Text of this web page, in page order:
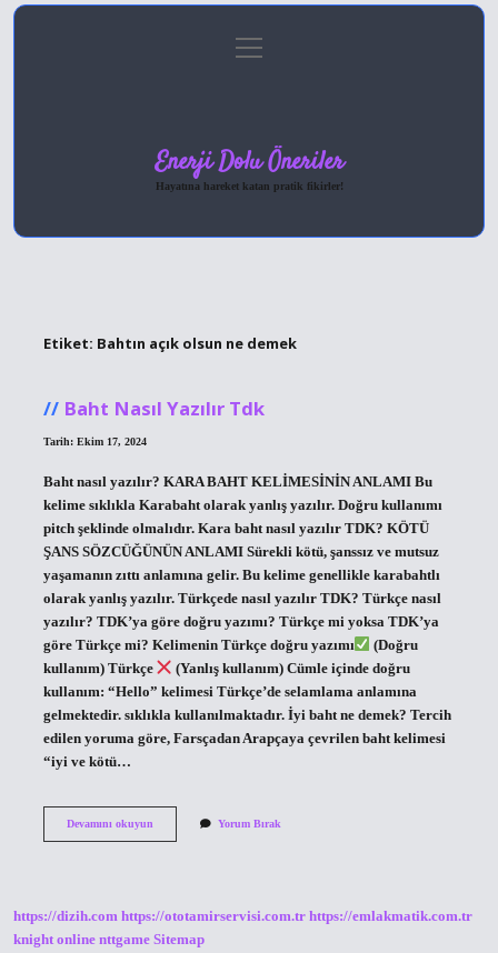
Gizlilik Politikası
menüyü
aç
Enerji Dolu Öneriler
Hayatına hareket katan pratik fikirler!
Etiket: Bahtın açık olsun ne demek
Baht Nasıl Yazılır Tdk
Tarih: Ekim 17, 2024
Baht nasıl yazılır? KARA BAHT KELİMESİNİN ANLAMI Bu
kelime sıklıkla Karabaht olarak yanlış yazılır. Doğru kullanımı
pitch şeklinde olmalıdır. Kara baht nasıl yazılır TDK? KÖTÜ
ŞANS SÖZCÜĞÜNÜN ANLAMI Sürekli kötü, şanssız ve mutsuz
yaşamanın zıttı anlamına gelir. Bu kelime genellikle karabahtlı
olarak yanlış yazılır. Türkçede nasıl yazılır TDK? Türkçe nasıl
yazılır? TDK’ya göre doğru yazımı? Türkçe mi yoksa TDK’ya
göre Türkçe mi? Kelimenin Türkçe doğru yazımı
(Doğru
kullanım) Türkçe
(Yanlış kullanım) Cümle içinde doğru
kullanım: “Hello” kelimesi Türkçe’de selamlama anlamına
gelmektedir. sıklıkla kullanılmaktadır. İyi baht ne demek? Tercih
edilen yoruma göre, Farsçadan Arapçaya çevrilen baht kelimesi
“iyi ve kötü…
Devamını okuyunBaht
Yorum Bırak
https://dizih.com https://ototamirservisi.com.tr https://emlakmatik.com.tr
knight online nttgame Sitemap